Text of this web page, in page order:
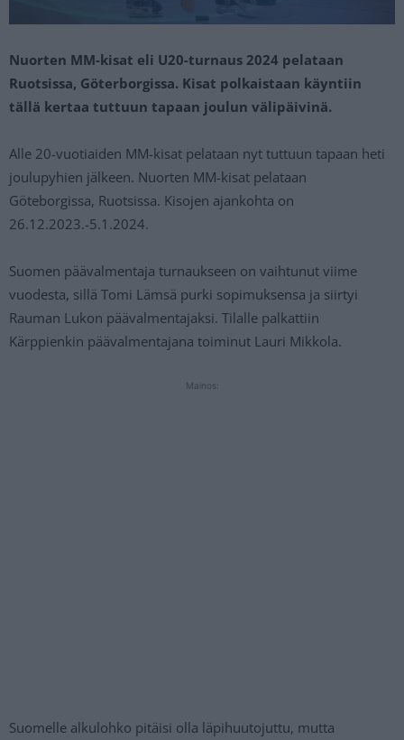
Nuorten MM-kisat eli U20-turnaus 2024 pelataan
Ruotsissa, Göterborgissa. Kisat polkaistaan käyntiin
tällä kertaa tuttuun tapaan joulun välipäivinä.
Alle 20-vuotiaiden MM-kisat pelataan nyt tuttuun tapaan heti
joulupyhien jälkeen. Nuorten MM-kisat pelataan
Göteborgissa, Ruotsissa. Kisojen ajankohta on
26.12.2023.-5.1.2024.
Suomen päävalmentaja turnaukseen on vaihtunut viime
vuodesta, sillä Tomi Lämsä purki sopimuksensa ja siirtyi
Rauman Lukon päävalmentajaksi. Tilalle palkattiin
Kärppienkin päävalmentajana toiminut Lauri Mikkola.
Mainos:
Suomelle alkulohko pitäisi olla läpihuutojuttu, mutta